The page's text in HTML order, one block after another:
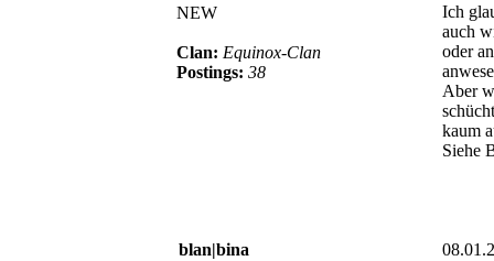
NEW
Clan: Equinox-Clan
Postings: 38
Ich
auch
oder
Aber
kaum
Siehe
blan|bina